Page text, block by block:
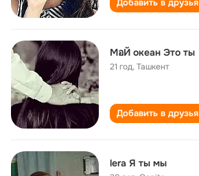
Добавить в друзья
МอЙ океан Это ты
21 год,Ташкент
Добавить в друзья
lera Я ты мы